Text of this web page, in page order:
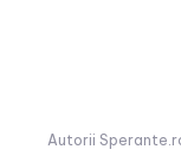
Autorii